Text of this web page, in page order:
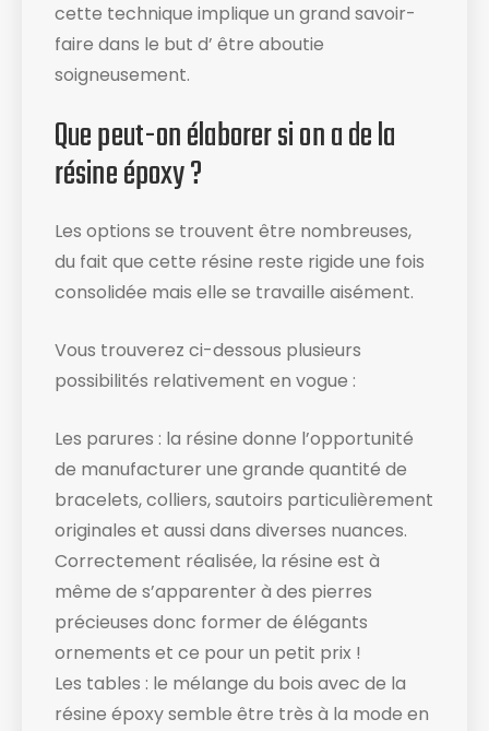
cette technique implique un grand savoir-
faire dans le but d’ être aboutie
soigneusement.
Que peut-on élaborer si on a de la
résine époxy ?
Les options se trouvent être nombreuses,
du fait que cette résine reste rigide une fois
consolidée mais elle se travaille aisément.
Vous trouverez ci-dessous plusieurs
possibilités relativement en vogue :
Les parures : la résine donne l’opportunité
de manufacturer une grande quantité de
bracelets, colliers, sautoirs particulièrement
originales et aussi dans diverses nuances.
Correctement réalisée, la résine est à
même de s’apparenter à des pierres
précieuses donc former de élégants
ornements et ce pour un petit prix !
Les tables : le mélange du bois avec de la
résine époxy semble être très à la mode en